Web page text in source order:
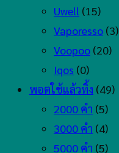
Uwell (15)
Vaporesso (3)
Voopoo (20)
Iqos (0)
พอตใช้แล้วทิ้ง (49)
2000 คำ (5)
3000 คำ (4)
5000 คำ (5)